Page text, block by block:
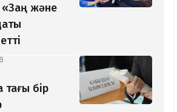
және
тағы бір